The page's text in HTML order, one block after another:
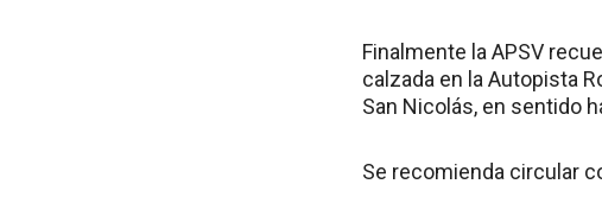
Finalmente la APSV
calzada en la Autopista
San Nicolás, en sentido
Se recomienda circular